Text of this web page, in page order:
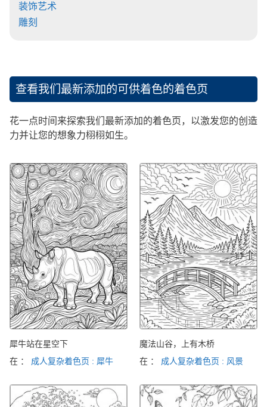
装饰艺术
雕刻
查看我们最新添加的可供着色的着色页
花一点时间来探索我们最新添加的着色页，以激发您的创造
力并让您的想象力栩栩如生。
犀牛站在星空下
在 ： 成人复杂着色页 : 犀牛
魔法山谷，上有木桥
在 ： 成人复杂着色页 : 风景